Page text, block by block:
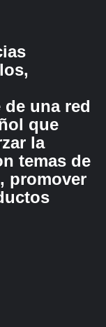
una red
que
la
temas de
promover